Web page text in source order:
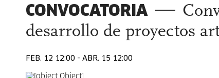
CONVOCATORIA
desarrollo de proyectos
FEB. 12 12:00 - ABR. 15 12:00